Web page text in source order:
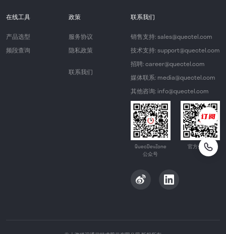
在线工具
产品选型
频段查询
政策
服务协议
隐私政策
联系我们
联系我们
销售支持: sales@quectel.com
技术支持: support@quectel.com
招聘: career@quectel.com
媒体联系: media@quectel.com
其他咨询: info@quectel.com
QuecDevZone
公众号
官方公众号